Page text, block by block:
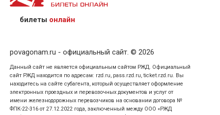
предъявив удостоверение личности пассажира, на
кого оформлен билет.
билеты онлайн
povagonam.ru - официальный сайт. © 2026
Данный сайт не является официальным сайтом РЖД. Официальный
сайт РЖД находится по адресам: rzd.ru, pass.rzd.ru, ticket.rzd.ru. Вы
находитесь на сайте субагента, который осуществляет оформление
электронных проездных и перевозочных документов и услуг от
имени железнодорожных перевозчиков на основании договора №
ФПК-22-316 от 27.12.2022 года, заключенный между ООО «РЖД